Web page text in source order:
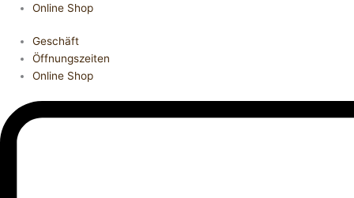
Online Shop
Geschäft
Öffnungszeiten
Online Shop